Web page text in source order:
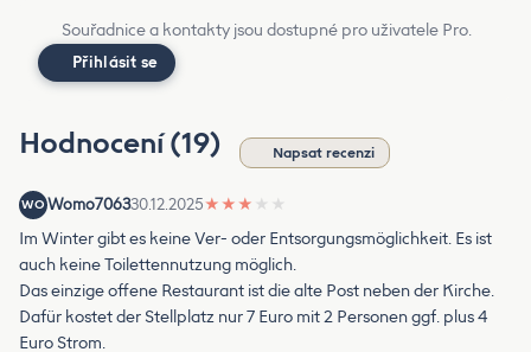
Souřadnice a kontakty jsou dostupné pro uživatele Pro.
Přihlásit se
Hodnocení (19) Napsat recenzi
WO Womo706330.12.2025★ ★ ★ ★ ★
Im Winter gibt es keine Ver- oder Entsorgungsmöglichkeit. Es ist
auch keine Toilettennutzung möglich.
Das einzige offene Restaurant ist die alte Post neben der Kirche.
Dafür kostet der Stellplatz nur 7 Euro mit 2 Personen ggf. plus 4
Euro Strom.